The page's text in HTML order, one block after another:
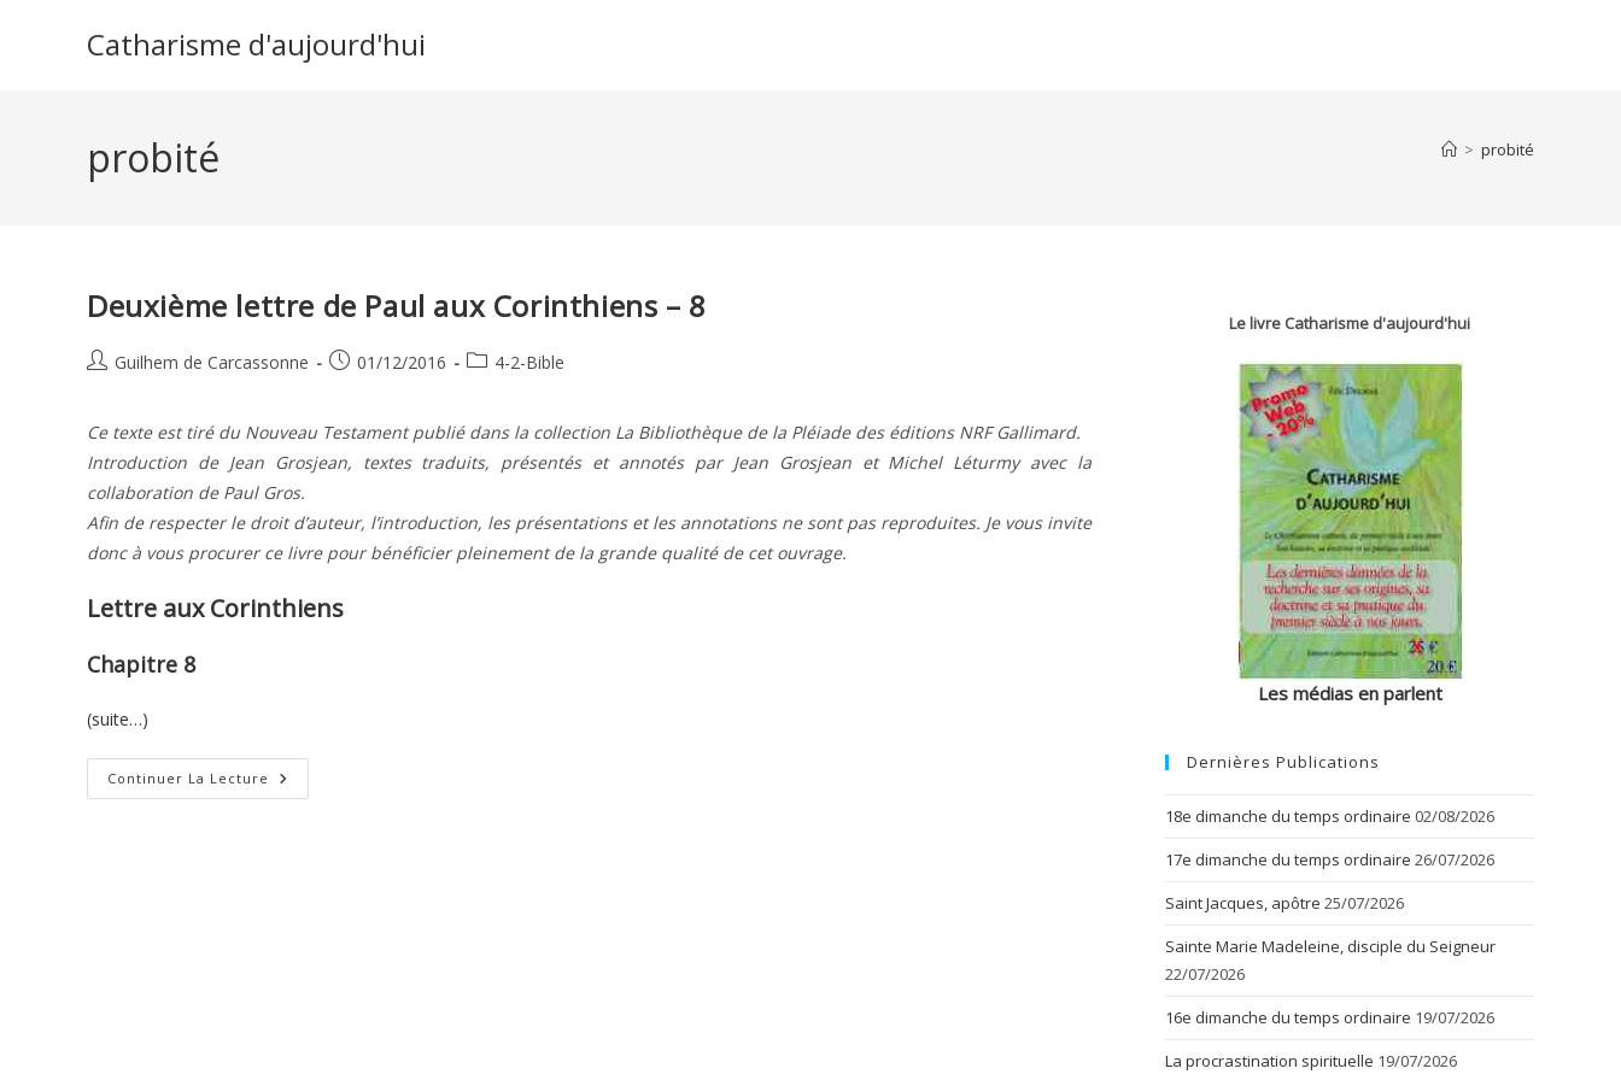
Catharisme d'aujourd'hui
probité > probité
Deuxième lettre de Paul aux Corinthiens – 8
Auteur/autrice
publication :
Guilhem de Carcassonne
Publication
01/12/2016
Post4-2-Bible
Ce texte est tiré du Nouveau Testament publié dans la collection La Bibliothèque de la Pléiade des éditions NRF Gallimard.
Introduction de Jean Grosjean, textes traduits, présentés et annotés par Jean Grosjean et Michel Léturmy avec la
collaboration de Paul Gros.
Afin de respecter le droit d’auteur, l’introduction, les présentations et les annotations ne sont pas reproduites. Je vous invite
donc à vous procurer ce livre pour bénéficier pleinement de la grande qualité de cet ouvrage.
Lettre aux Corinthiens
Chapitre 8
(suite…)
Continuer La Lecture Deuxième
Lettre
Le livre Catharisme d'aujourd'hui
Les médias en parlent
Dernières Publications
18e dimanche du temps ordinaire 02/08/2026
17e dimanche du temps ordinaire 26/07/2026
Saint Jacques, apôtre 25/07/2026
Sainte Marie Madeleine, disciple du Seigneur
22/07/2026
16e dimanche du temps ordinaire 19/07/2026
La procrastination spirituelle 19/07/2026